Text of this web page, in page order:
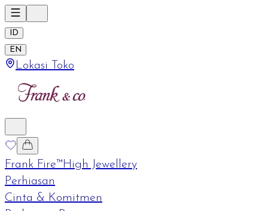
ID
EN
Lokasi Toko
Frank Fire™High Jewellery
Perhiasan
Cinta & Komitmen